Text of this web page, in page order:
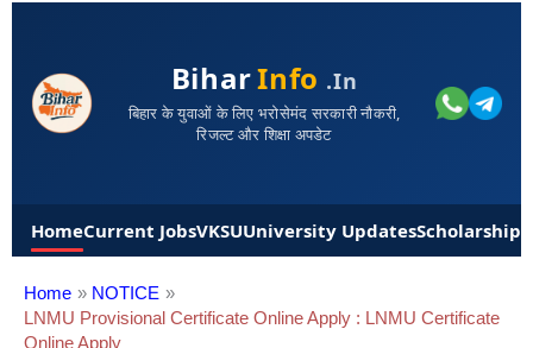
BiharInfo .in
बिहार के युवाओं के लिए भरोसेमंद सरकारी नौकरी,
रिजल्ट और शिक्षा अपडेट
HomeCurrent JobsVKSUUniversity UpdatesScholarships
Home
NOTICE
LNMU Provisional Certificate Online Apply : LNMU Certificate
Online Apply